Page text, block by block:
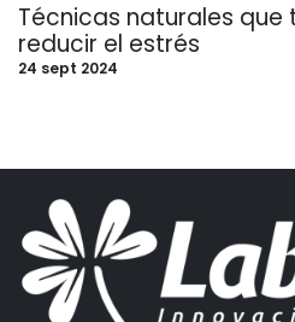
Técnicas naturales
reducir el estrés
24 sept 2024